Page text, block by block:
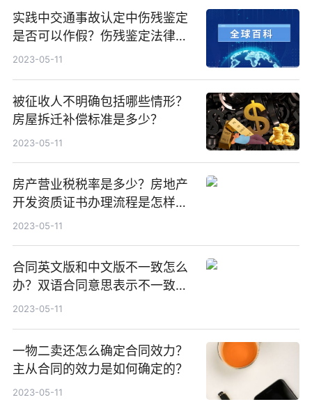
实践中交通事故认定中伤残鉴定
是否可以作假？伤残鉴定法律依
据是什么？
2023-05-11
被征收人不明确包括哪些情形？
房屋拆迁补偿标准是多少？
2023-05-11
房产营业税税率是多少？房地产
开发资质证书办理流程是怎样
的？
2023-05-11
合同英文版和中文版不一致怎么
办？双语合同意思表示不一致怎
么办？
2023-05-11
一物二卖还怎么确定合同效力？
主从合同的效力是如何确定的？
2023-05-11